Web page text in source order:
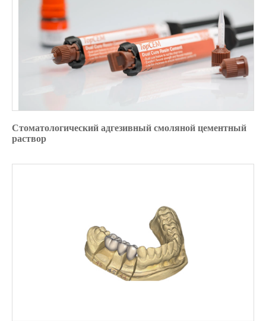
Стоматологический адгезивный смоляной цементный
раствор